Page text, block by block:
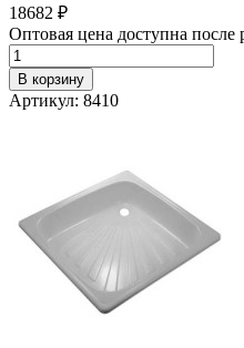
18682 ₽
Оптовая цена доступна после
В корзину
Артикул: 8410